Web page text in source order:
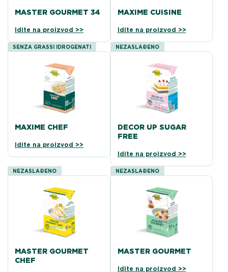
MASTER GOURMET 34
Idite na proizvod >>
MAXIME CUISINE
Idite na proizvod >>
SENZA GRASSI IDROGENATI
MAXIME CHEF
Idite na proizvod >>
NEZASLAĐENO
DECOR UP SUGAR
FREE
Idite na proizvod >>
NEZASLAĐENO
MASTER GOURMET
CHEF
NEZASLAĐENO
MASTER GOURMET
Idite na proizvod >>